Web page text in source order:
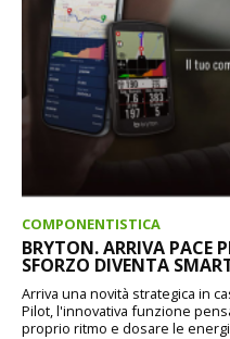
COMPONENTISTICA
BRYTON. ARRIVA PACE
SFORZO DIVENTA
Arriva una novità strategica in
Pilot, l'innovativa funzione
proprio ritmo e dosare le